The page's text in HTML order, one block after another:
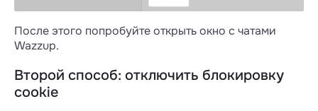
После этого попробуйте открыть окно с чатами
Wazzup.
Второй способ: отключить блокировку
cookie